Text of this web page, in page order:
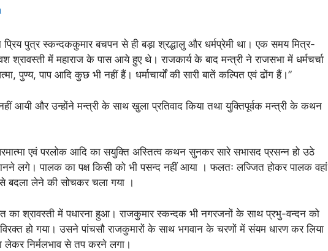
पुत्र स्कन्दककुमार बचपन से ही बड़ा श्रद्धालु और धर्मप्रेमी था। एक समय मित्र-
श्रावस्ती में महाराज के पास आये हुए थे। राजकार्य के बाद मन्त्री ने राजसभा में धर्मचर्चा
पुण्य, पाप आदि कुछ भी नहीं हैं। धर्माचार्यों की सारी बातें कल्पित एवं ढोंग हैं।”
आयी और उन्होंने मन्त्री के साथ खुला प्रतिवाद किया तथा युक्तिपूर्वक मन्त्री के कथन
एवं परलोक आदि का सयुक्ति अस्तित्व कथन सुनकर सारे सभासद प्रसन्न हो उठे
लगे। पालक का पक्ष किसी को भी पसन्द नहीं आया । फलतः लज्जित होकर पालक वहां
बदला लेने की सोचकर चला गया ।
श्रावस्ती में पधारना हुआ। राजकुमार स्कन्दक भी नगरजनों के साथ प्रभु-वन्दन को
हो गया। उसने पांचसौ राजकुमारों के साथ भगवान के चरणों में संयम धारण कर लिया
लेकर निर्मलभाव से तप करने लगा।